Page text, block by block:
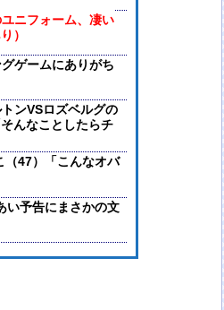
ニフォーム、凄い
）
ゲームにありがち
ンVSロズベルグの
んなことしたらチ
（47）「こんなオバ
い予告にまさかの文